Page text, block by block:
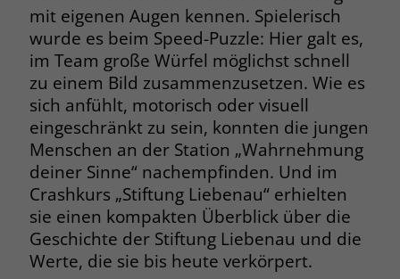
mit eigenen Augen kennen. Spielerisch
wurde es beim Speed-Puzzle: Hier galt es,
im Team große Würfel möglichst schnell
zu einem Bild zusammenzusetzen. Wie es
sich anfühlt, motorisch oder visuell
eingeschränkt zu sein, konnten die jungen
Menschen an der Station „Wahrnehmung
deiner Sinne“ nachempfinden. Und im
Crashkurs „Stiftung Liebenau“ erhielten
sie einen kompakten Überblick über die
Geschichte der Stiftung Liebenau und die
Werte, die sie bis heute verkörpert.
Zweck
This cookie, set by Cloudflare, is used to
support Cloudflare Bot Management.
Name JSessionID
Anbieter jobs.stiftung-liebenau.de
Laufzeit Session
Zweck
Behält die Zustände des Benutzers bei
allen Seitenanfragen bei.
Zweck Enthält eine zufallsgenerierte User-ID.
Name _gcl_aw
Anbieter Google Ads
Laufzeit 90 Tage
Zweck
Dieses Cookie wird gesetzt, wenn ein
User über einen Klick auf eine Google
Werbeanzeige auf die Website gelangt.
Es enthält Informationen darüber,